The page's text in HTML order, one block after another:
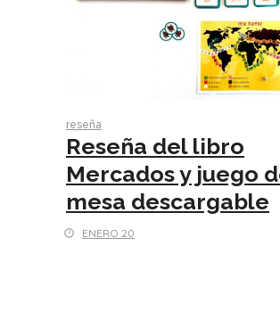
reseña
Reseña del libro
Mercados y juego
mesa descargable
ENERO 20